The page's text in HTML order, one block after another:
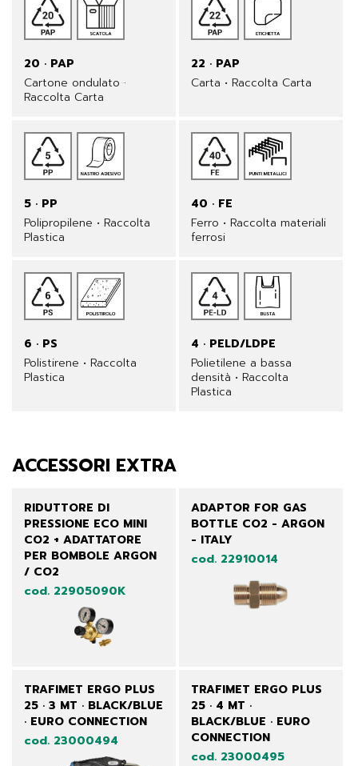
20 · PAP
Cartone ondulato ·
Raccolta Carta
22 · PAP
Carta • Raccolta Carta
5 · PP
Polipropilene • Raccolta
Plastica
40 · FE
Ferro • Raccolta materiali
ferrosi
6 · PS
Polistirene • Raccolta
Plastica
4 · PELD/LDPE
Polietilene a bassa
densità • Raccolta
Plastica
ACCESSORI EXTRA
RIDUTTORE DI
PRESSIONE ECO MINI
CO2 + ADATTATORE
PER BOMBOLE ARGON
/ CO2
cod. 22905090K
ADAPTOR FOR GAS
BOTTLE CO2 - ARGON
- ITALY
cod. 22910014
TRAFIMET ERGO PLUS
25 · 3 MT · BLACK/BLUE
· EURO CONNECTION
cod. 23000494
TRAFIMET ERGO PLUS
25 · 4 MT ·
BLACK/BLUE · EURO
CONNECTION
cod. 23000495